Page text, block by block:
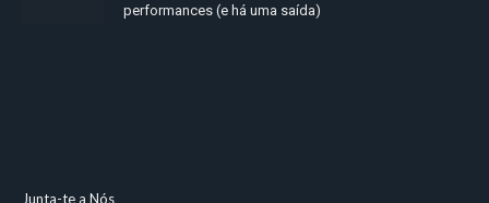
performances (e há uma saída)
Junta-te a Nós